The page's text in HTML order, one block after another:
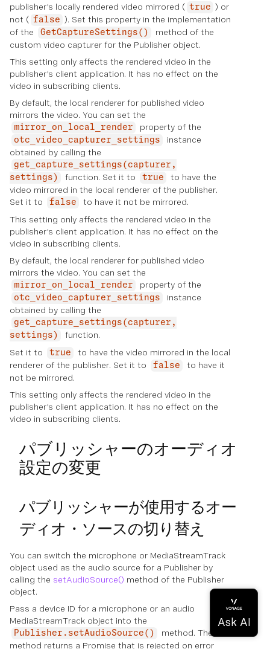
publisher's locally rendered video mirrored ( true ) or
not ( false ). Set this property in the implementation
of the
GetCaptureSettings()
method of the
custom video capturer for the Publisher object.
This setting only affects the rendered video in the
publisher's client application. It has no effect on the
video in subscribing clients.
By default, the local renderer for published video
mirrors the video. You can set the
mirror_on_local_render property of the
otc_video_capturer_settings
instance
obtained by calling the
get_capture_settings(capturer,
settings)
function. Set it to true
to have the
video mirrored in the local renderer of the publisher.
Set it to
false
to have it not be mirrored.
This setting only affects the rendered video in the
publisher's client application. It has no effect on the
video in subscribing clients.
By default, the local renderer for published video
mirrors the video. You can set the
mirror_on_local_render property of the
otc_video_capturer_settings
instance
obtained by calling the
get_capture_settings(capturer,
settings)
function.
Set it to
true
to have the video mirrored in the local
renderer of the publisher. Set it to
false
to have it
not be mirrored.
This setting only affects the rendered video in the
publisher's client application. It has no effect on the
video in subscribing clients.
パブリッシャーのオーディオ
設定の変更
パブリッシャーが使用するオー
ディオ・ソースの切り替え
You can switch the microphone or MediaStreamTrack
object used as the audio source for a Publisher by
calling the setAudioSource() method of the Publisher
object.
Pass a device ID for a microphone or an audio
MediaStreamTrack object into the
Publisher.setAudioSource()
method. The
method returns a Promise that is rejected on error